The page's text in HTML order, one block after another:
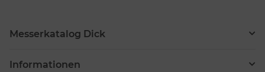
Messerkatalog Dick
Informationen